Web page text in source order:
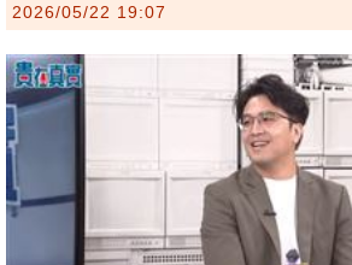
2026/05/22 19:07